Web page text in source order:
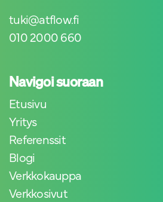
tuki@atflow.fi
010 2000 660
Navigoi suoraan
Etusivu
Yritys
Referenssit
Blogi
Verkkokauppa
Verkkosivut